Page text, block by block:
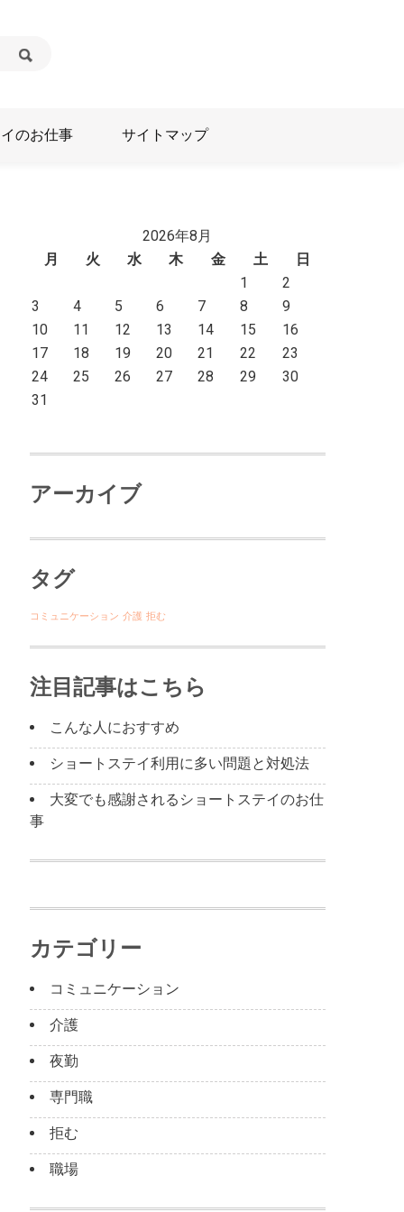
のお仕事 サイトマップ
2026年8月
月
火 水 木 金 土
日
1
2
3
4 5 6 7 8
9
10
11 12 13 14 15
16
17
18 19 20 21 22
23
24
25 26 27 28 29
30
31
アーカイブ
タグ
コミュニケーション 介護 拒む
注目記事はこちら
こんな人におすすめ
ショートステイ利用に多い問題と対処法
大変でも感謝されるショートステイのお仕
事
カテゴリー
コミュニケーション
介護
夜勤
専門職
拒む
職場